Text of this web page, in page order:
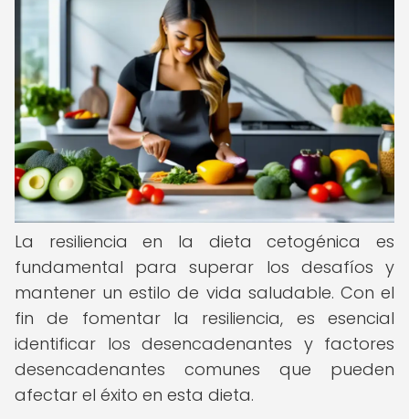
La resiliencia en la dieta cetogénica es
fundamental para superar los desafíos y
mantener un estilo de vida saludable. Con el
fin de fomentar la resiliencia, es esencial
identificar los desencadenantes y factores
desencadenantes comunes que pueden
afectar el éxito en esta dieta.